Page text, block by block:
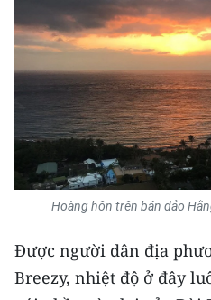
Hoàng hôn trên bán đảo
Được người dân địa
Breezy, nhiệt độ ở đây